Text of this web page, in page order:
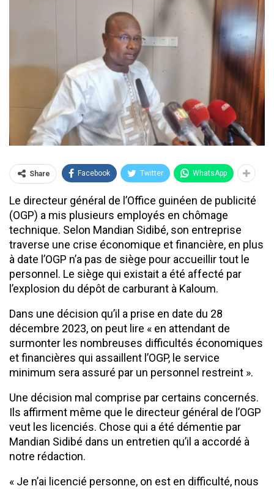
Share Facebook Twitter WhatsApp
Le directeur général de l’Office guinéen de publicité
(OGP) a mis plusieurs employés en chômage
technique. Selon Mandian Sidibé, son entreprise
traverse une crise économique et financière, en plus
à date l’OGP n’a pas de siège pour accueillir tout le
personnel. Le siège qui existait a été affecté par
l’explosion du dépôt de carburant à Kaloum.
Dans une décision qu’il a prise en date du 28
décembre 2023, on peut lire « en attendant de
surmonter les nombreuses difficultés économiques
et financières qui assaillent l’OGP, le service
minimum sera assuré par un personnel restreint ».
Une décision mal comprise par certains concernés.
Ils affirment même que le directeur général de l’OGP
veut les licenciés. Chose qui a été démentie par
Mandian Sidibé dans un entretien qu’il a accordé à
notre rédaction.
« Je n’ai licencié personne, on est en difficulté, nous